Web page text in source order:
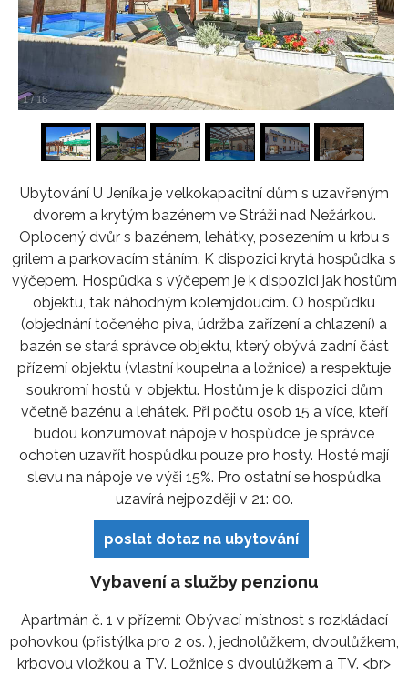
1/16
Ubytování U Jeníka je velkokapacitní dům s uzavřeným
dvorem a krytým bazénem ve Stráži nad Nežárkou.
Oplocený dvůr s bazénem, lehátky, posezením u krbu s
grilem a parkovacím stáním. K dispozici krytá hospůdka s
výčepem. Hospůdka s výčepem je k dispozici jak hostům
objektu, tak náhodným kolemjdoucím. O hospůdku
(objednání točeného piva, údržba zařízení a chlazení) a
bazén se stará správce objektu, který obývá zadní část
přízemí objektu (vlastní koupelna a ložnice) a respektuje
soukromí hostů v objektu. Hostům je k dispozici dům
včetně bazénu a lehátek. Při počtu osob 15 a více, kteří
budou konzumovat nápoje v hospůdce, je správce
ochoten uzavřít hospůdku pouze pro hosty. Hosté mají
slevu na nápoje ve výši 15%. Pro ostatní se hospůdka
uzavírá nejpozději v 21: 00.
poslat dotaz na ubytování
Vybavení a služby penzionu
Apartmán č. 1 v přízemí: Obývací místnost s rozkládací
pohovkou (přistýlka pro 2 os. ), jednolůžkem, dvoulůžkem,
krbovou vložkou a TV. Ložnice s dvoulůžkem a TV. <br>